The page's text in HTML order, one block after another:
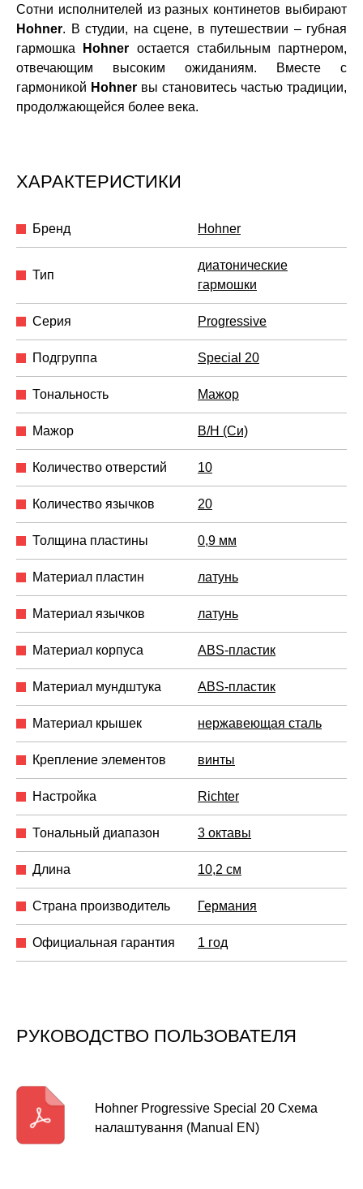
Сотни исполнителей из разных континетов выбирают
Hohner. В студии, на сцене, в путешествии – губная
гармошка
Hohner остается стабильным партнером,
отвечающим высоким ожиданиям. Вместе с
гармоникой Hohner вы становитесь частью традиции,
продолжающейся более века.
ХАРАКТЕРИСТИКИ
Бренд Hohner
Тип
диатонические
гармошки
Серия Progressive
Подгруппа Special 20
Тональность Мажор
Мажор B/H (Си)
Количество отверстий 10
Количество язычков 20
Толщина пластины 0,9 мм
Материал пластин латунь
Материал язычков латунь
Материал корпуса ABS-пластик
Материал мундштука ABS-пластик
Материал крышек нержавеющая сталь
Крепление элементов винты
Настройка Richter
Тональный диапазон 3 октавы
Длина 10,2 см
Страна производитель Германия
Официальная гарантия 1 год
РУКОВОДСТВО ПОЛЬЗОВАТЕЛЯ
Hohner Progressive Special 20 Схема
налаштування (Manual EN)